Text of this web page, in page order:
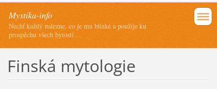
Mystika-info
Nechť každý nalezne, co je mu blízké a použije ku
prospěchu všech bytostí ...
Finská mytologie